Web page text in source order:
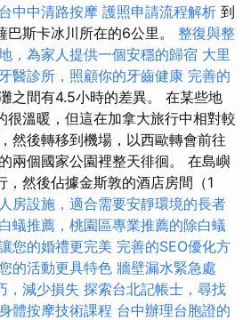
台中中清路按摩 護照申請流程解析 到
巴斯卡冰川所在的6公里。 整復與整
，為家人提供一個安穩的歸宿 大里
醫診所，照顧你的牙齒健康 完善的
之間有4.5小時的差異。 在某些地
很溫暖，但這在加拿大旅行中相對較
然後轉移到機場，以西歐轉會前往
兩個國家公園裡整天徘徊。 在島嶼
，然後佔據金斯敦的酒店房間（1
房設施，適合需要安靜環境的長者
蟻推薦，桃園區專業推薦的除白蟻
您的婚禮更完美 完善的SEO優化方
的活動更具特色 牆壁漏水緊急處
，減少損失 探索台北記帳士，尋找
體按摩技術課程 台中辦理台胞證的